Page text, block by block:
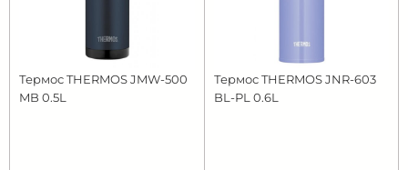
Термос THERMOS JMW-500
MB 0.5L
Термос THERMOS JNR-603
BL-PL 0.6L